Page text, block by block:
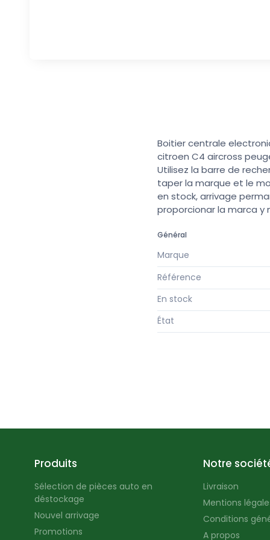
Boitier centrale
citroen C4 aircross
Utilisez la barre de
taper la marque et le
en stock, arrivage
proporcionar la marca y
Général
Marque
Référence
En stock
État
Produits
Sélection de pièces auto en
déstockage
Nouvel arrivage
Promotions
Notre
Livraison
Mentions
Conditions
A propos